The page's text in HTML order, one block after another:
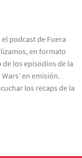
el podcast de Fuera
en formato
los episodios de la
en emisión.
los recaps de la